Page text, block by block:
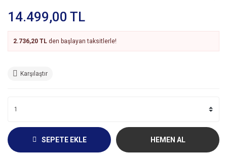
14.499,00 TL
2.736,20 TL den başlayan taksitlerle!
Karşılaştır
SEPETE EKLE HEMEN AL